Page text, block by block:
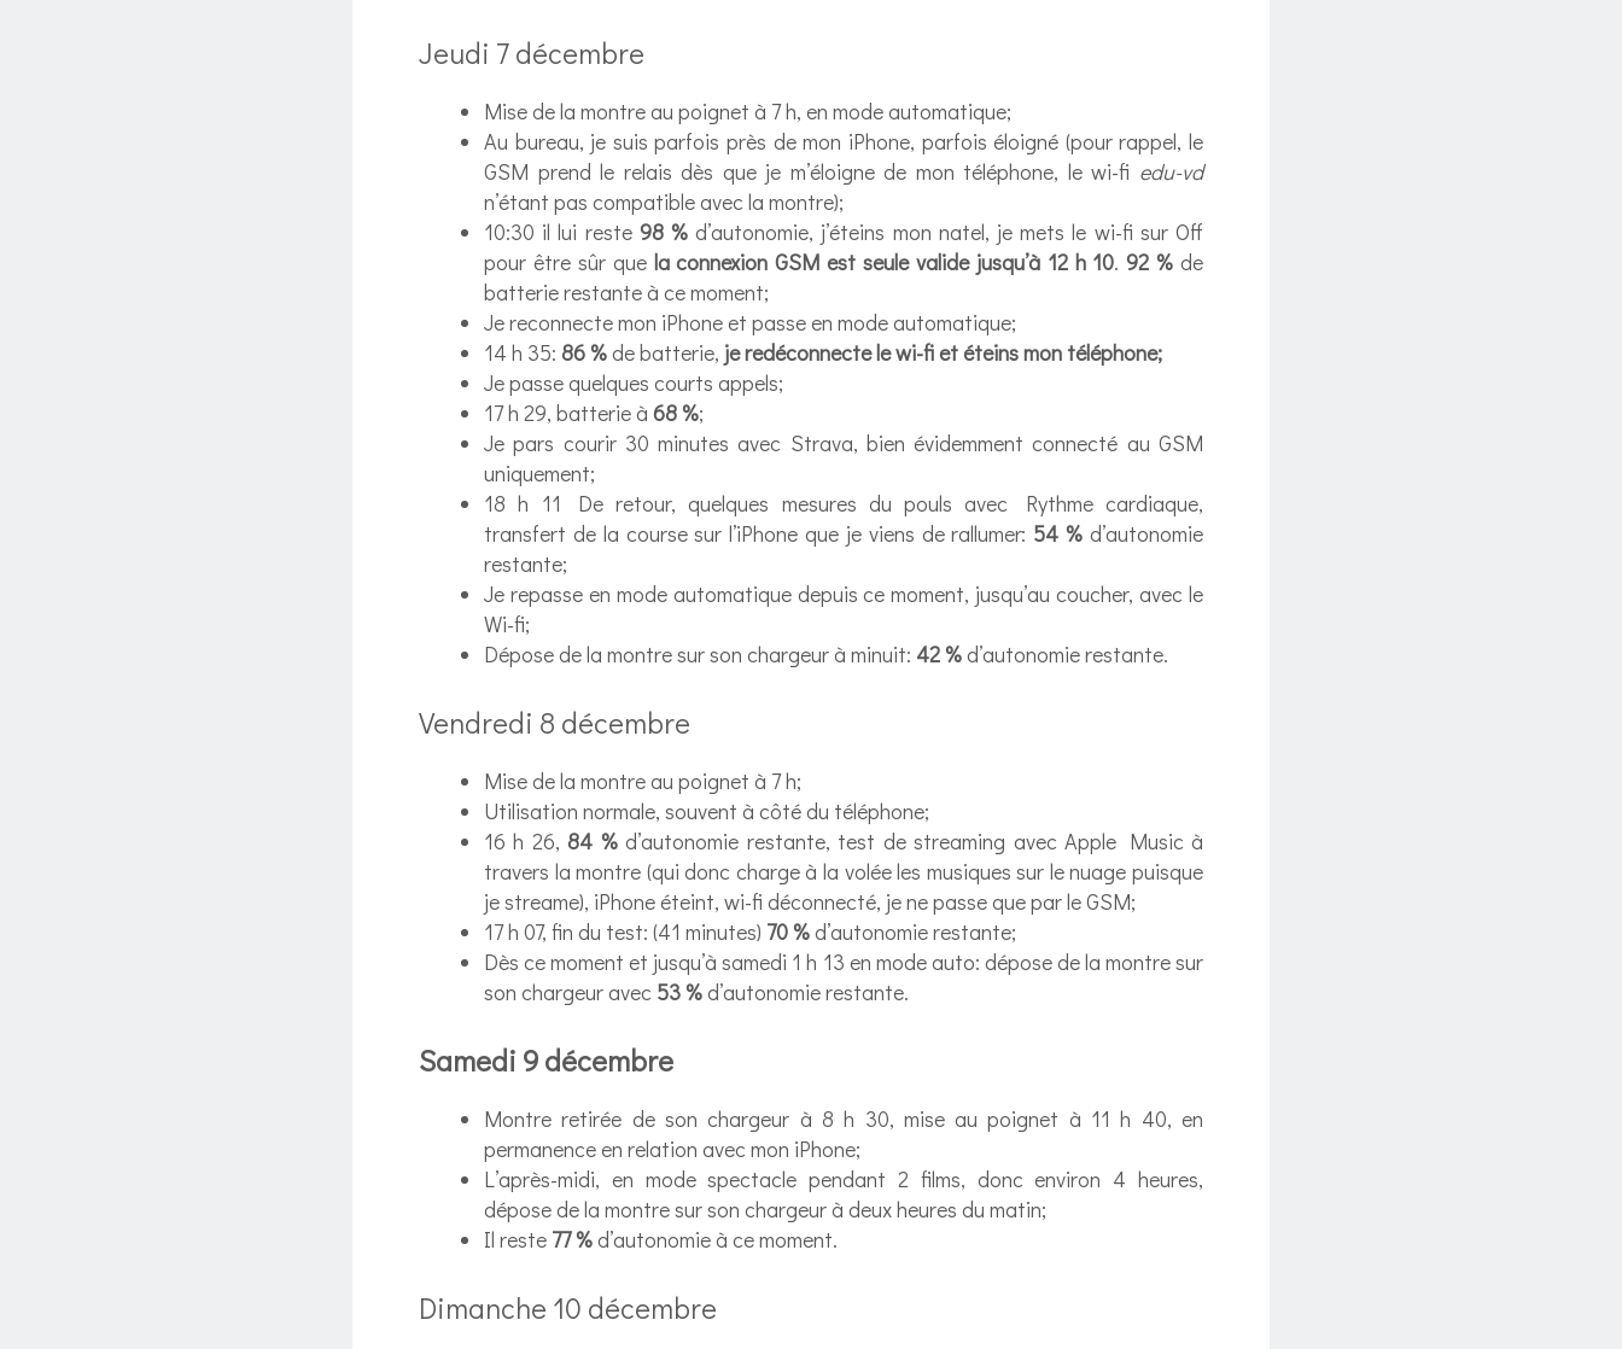
Jeudi 7 décembre
Mise de la montre au poignet à 7 h, en mode automatique;
Au bureau, je suis parfois près de mon iPhone, parfois éloigné (pour rappel, le
GSM prend le relais dès que je m’éloigne de mon téléphone, le wi-fi edu-vd
n’étant pas compatible avec la montre);
10:30 il lui reste 98 % d’autonomie, j’éteins mon natel, je mets le wi-fi sur Off
pour être sûr que la connexion GSM est seule valide jusqu’à 12 h 10.92 % de
batterie restante à ce moment;
Je reconnecte mon iPhone et passe en mode automatique;
14 h 35: 86 %de batterie, je redéconnecte le wi-fi et éteins mon téléphone;
Je passe quelques courts appels;
17 h 29, batterie à 68 %;
Je pars courir 30 minutes avec Strava, bien évidemment connecté au GSM
uniquement;
18 h 11 De retour, quelques mesures du pouls avec Rythme cardiaque,
transfert de la course sur l’iPhone que je viens de rallumer: 54 % d’autonomie
restante;
Je repasse en mode automatique depuis ce moment, jusqu’au coucher, avec le
Wi-fi;
Dépose de la montre sur son chargeur à minuit: 42 %d’autonomie restante.
Vendredi 8 décembre
Mise de la montre au poignet à 7 h;
Utilisation normale, souvent à côté du téléphone;
16 h 26,84 %d’autonomie restante, test de streaming avec Apple Music à
travers la montre (qui donc charge à la volée les musiques sur le nuage puisque
je streame), iPhone éteint, wi-fi déconnecté, je ne passe que par le GSM;
17 h 07, fin du test: (41 minutes) 70 %d’autonomie restante;
Dès ce moment et jusqu’à samedi 1 h 13 en mode auto: dépose de la montre sur
son chargeur avec 53 %d’autonomie restante.
Samedi 9 décembre
Montre retirée de son chargeur à 8 h 30, mise au poignet à 11 h 40, en
permanence en relation avec mon iPhone;
L’après-midi, en mode spectacle pendant 2 films, donc environ 4 heures,
dépose de la montre sur son chargeur à deux heures du matin;
Il reste 77 %d’autonomie à ce moment.
Dimanche 10 décembre